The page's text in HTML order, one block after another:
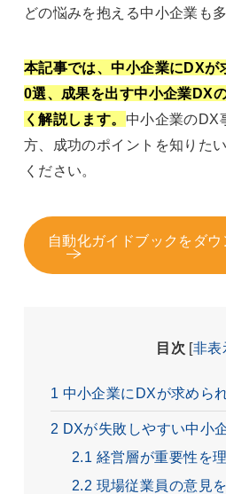
どの悩みを抱える中小企業も
本記事では、中小企業にDXが
0選、成果を出す中小企業DX
く解説します。 中小企業のDX
方、成功のポイントを知りた
ください。
自動化ガイドブックをダ
目次 [非表
1 中小企業にDXが求めら
2 DXが失敗しやすい中小
2.1 経営層が重要性を
2.2 現場従業員の意見